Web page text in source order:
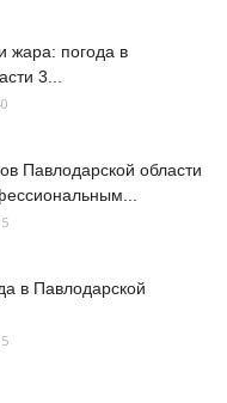
жара: погода в
3...
Павлодарской области
в Павлодарской